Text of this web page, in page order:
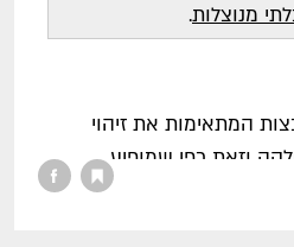
מנוצלות.
המתאימות את זיהוי
וזאת כפי שמופיע